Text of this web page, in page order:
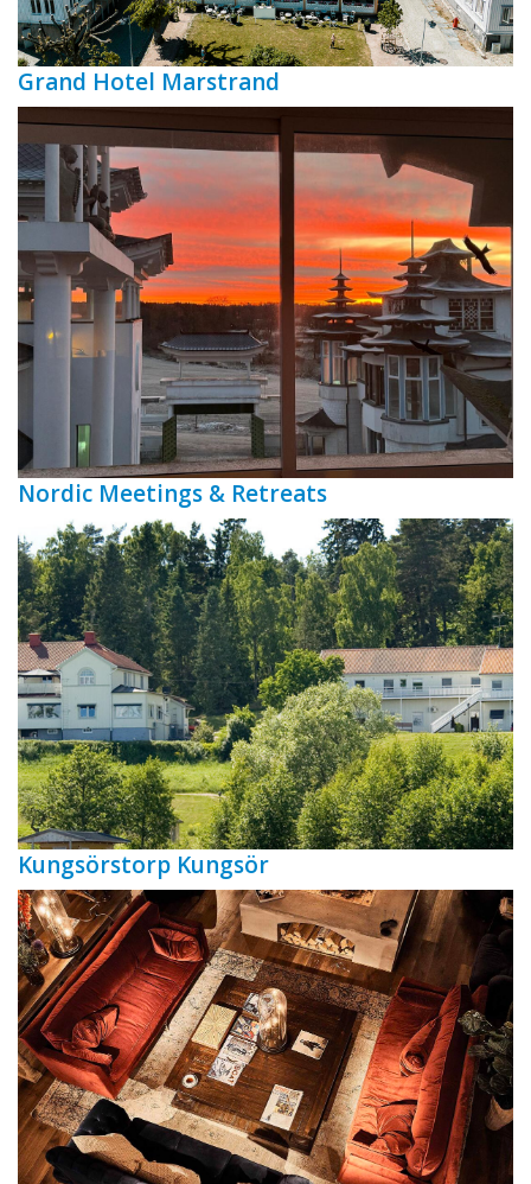
Grand Hotel Marstrand
Nordic Meetings & Retreats
Kungsörstorp Kungsör